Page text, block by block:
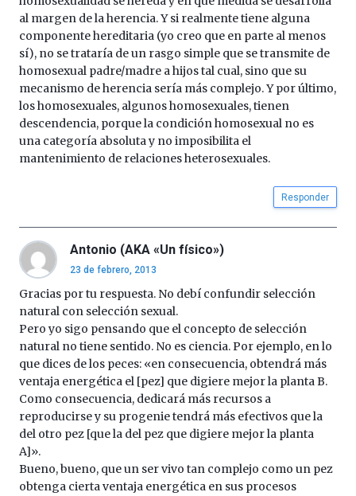
al margen de la herencia. Y si realmente tiene alguna
componente hereditaria (yo creo que en parte al menos
sí), no se trataría de un rasgo simple que se transmite de
homosexual padre/madre a hijos tal cual, sino que su
mecanismo de herencia sería más complejo. Y por último,
los homosexuales, algunos homosexuales, tienen
descendencia, porque la condición homosexual no es
una categoría absoluta y no imposibilita el
mantenimiento de relaciones heterosexuales.
Responder
Antonio (AKA «Un físico»)
23 de febrero, 2013
Gracias por tu respuesta. No debí confundir selección
natural con selección sexual.
Pero yo sigo pensando que el concepto de selección
natural no tiene sentido. No es ciencia. Por ejemplo, en lo
que dices de los peces: «en consecuencia, obtendrá más
ventaja energética el [pez] que digiere mejor la planta B.
Como consecuencia, dedicará más recursos a
reproducirse y su progenie tendrá más efectivos que la
del otro pez [que la del pez que digiere mejor la planta
A]».
Bueno, bueno, que un ser vivo tan complejo como un pez
obtenga cierta ventaja energética en sus procesos